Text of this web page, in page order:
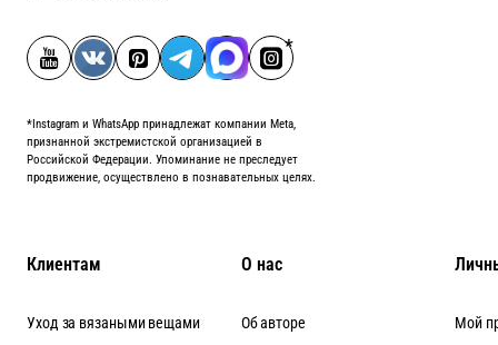
*Instagram и WhatsApp принадлежат компании Meta,
признанной экстремистской организацией в
Российской Федерации. Упоминание не преследует
продвижение, осуществлено в познавательных целях.
Клиентам
Уход за вязаными вещами
О нас
Об авторе Мой